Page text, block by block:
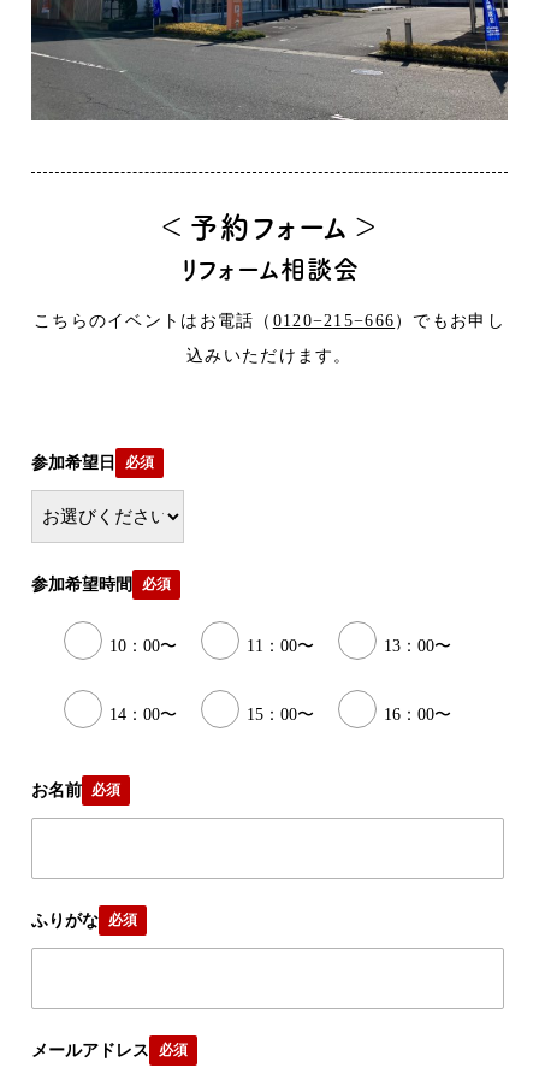
＜予約フォーム＞
リフォーム相談会
こちらのイベントはお電話（ 0120−215−666 ）でもお申し
込みいただけます。
参加希望日 必須
参加希望時間 必須
10：00〜 11：00〜 13：00〜
14：00〜 15：00〜 16：00〜
お名前 必須
ふりがな 必須
メールアドレス 必須